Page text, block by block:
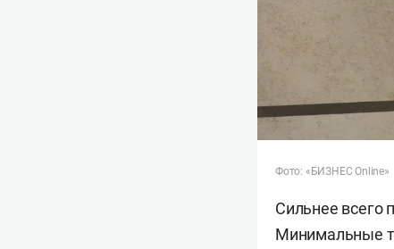
Фото: «БИЗНЕС Online»
Сильнее всего
Минимальные